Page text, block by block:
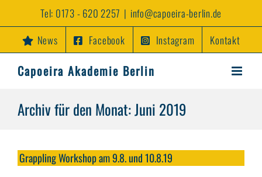
Tel: 0173 - 620 2257 | info@capoeira-berlin.de
News
Facebook Instagram Kontakt
Capoeira Akademie Berlin
Archiv für den Monat:Juni 2019
Grappling Workshop am 9.8. und 10.8.19